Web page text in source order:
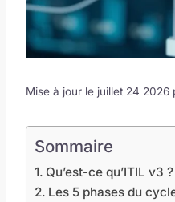
Mise à jour le juillet 24 2026
Sommaire
Qu’est-ce qu’ITIL v3 ?
Les 5 phases du